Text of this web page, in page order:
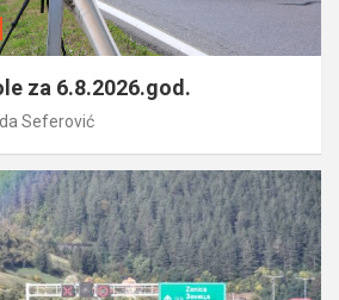
za 6.8.2026.god.
Seferović